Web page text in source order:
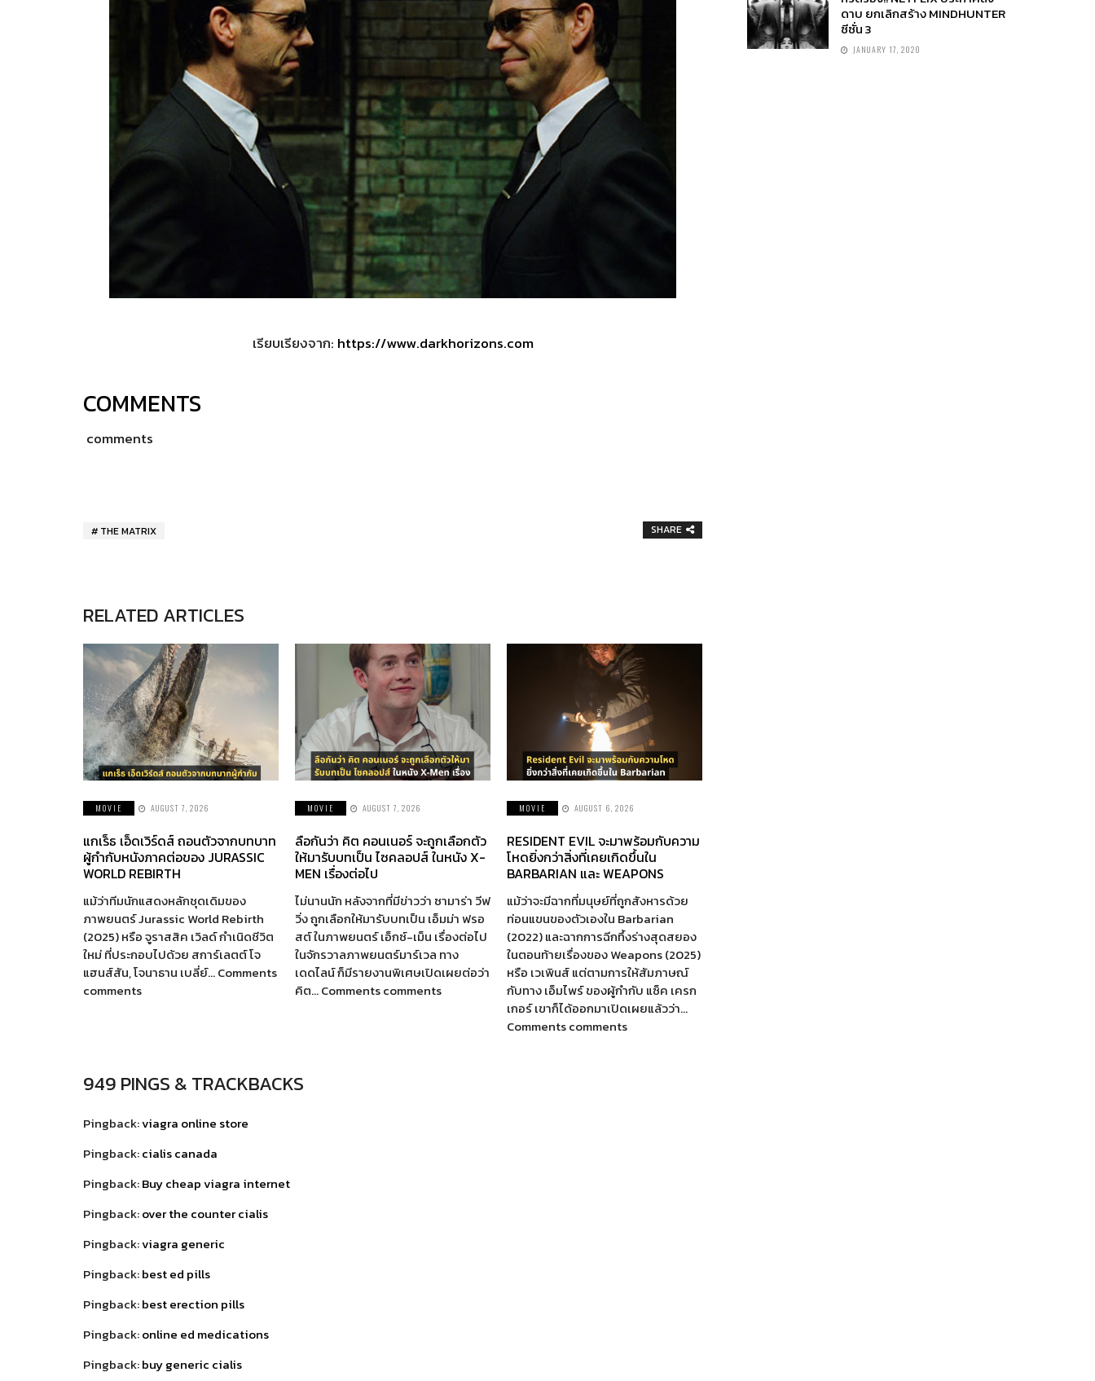
เรียบเรียงจาก: https://www.darkhorizons.com
COMMENTS
comments
THE MATRIX SHARE
RELATED ARTICLES
MOVIE AUGUST 7, 2026
แกเร็ธ เอ็ดเวิร์ดส์ ถอนตัวจากบทบาท
ผู้กำกับหนังภาคต่อของ JURASSIC
WORLD REBIRTH
แม้ว่าทีมนักแสดงหลักชุดเดิมของ
ภาพยนตร์ Jurassic World Rebirth
(2025) หรือ จูราสสิค เวิลด์ กำเนิดชีวิต
ใหม่ ที่ประกอบไปด้วย สการ์เลตต์ โจ
แฮนส์สัน, โจนาธาน เบลี่ย์… Comments
comments
MOVIE AUGUST 7, 2026
ลือกันว่า คิต คอนเนอร์ จะถูกเลือกตัว
ให้มารับบทเป็น ไซคลอปส์ ในหนัง X-
MEN เรื่องต่อไป
ไม่นานนัก หลังจากที่มีข่าวว่า ซามาร่า วีฟ
วิ่ง ถูกเลือกให้มารับบทเป็น เอ็มม่า ฟรอ
สต์ ในภาพยนตร์ เอ็กซ์-เม็น เรื่องต่อไป
ในจักรวาลภาพยนตร์มาร์เวล ทาง
เดดไลน์ ก็มีรายงานพิเศษเปิดเผยต่อว่า
คิต… Comments comments
MOVIE AUGUST 6, 2026
RESIDENT EVIL จะมาพร้อมกับความ
โหดยิ่งกว่าสิ่งที่เคยเกิดขึ้นใน
BARBARIAN และ WEAPONS
แม้ว่าจะมีฉากที่มนุษย์ที่ถูกสังหารด้วย
ท่อนแขนของตัวเองใน Barbarian
(2022) และฉากการฉีกทึ้งร่างสุดสยอง
ในตอนท้ายเรื่องของ Weapons (2025)
หรือ เวเพินส์ แต่ตามการให้สัมภาษณ์
กับทาง เอ็มไพร์ ของผู้กำกับ แซ็ค เครก
เกอร์ เขาก็ได้ออกมาเปิดเผยแล้วว่า…
Comments comments
949 PINGS & TRACKBACKS
Pingback:viagra online store
Pingback:cialis canada
Pingback:Buy cheap viagra internet
Pingback:over the counter cialis
Pingback:viagra generic
Pingback:best ed pills
Pingback:best erection pills
Pingback:online ed medications
Pingback:buy generic cialis
ดาบ ยกเลิกสร้าง MINDHUNTER
ซีซั่น 3
JANUARY 17, 2020